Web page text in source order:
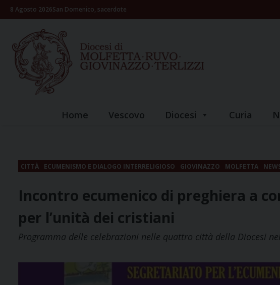
Skip8 Agosto 2026San Domenico, sacerdote
Home Vescovo Diocesi Curia
CITTÀ ECUMENISMO E DIALOGO INTERRELIGIOSO GIOVINAZZO MOLFETTA
Incontro ecumenico di preghiera a
per l’unità dei cristiani
Programma delle celebrazioni nelle quattro città della Diocesi